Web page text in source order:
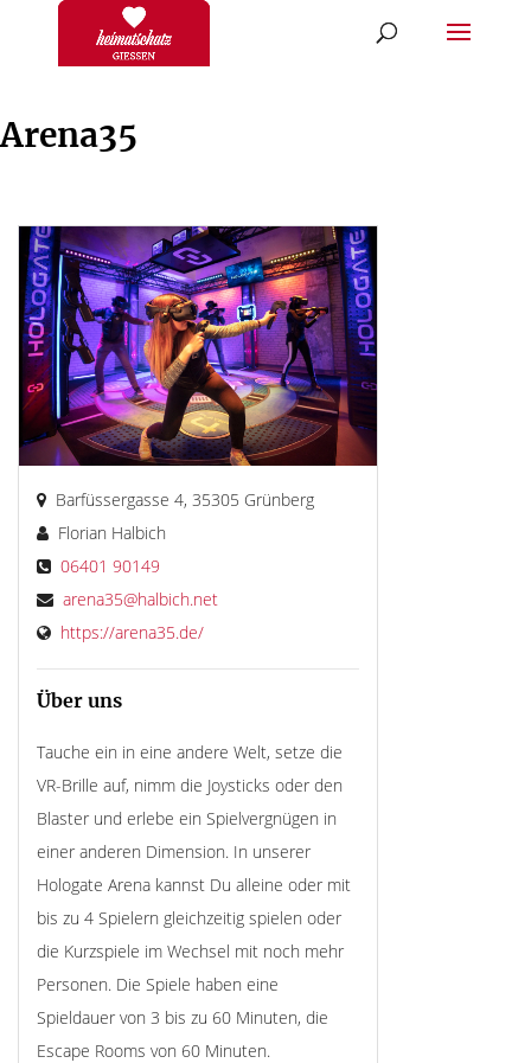
Arena35
Barfüssergasse 4, 35305 Grünberg
Florian Halbich
06401 90149
arena35@halbich.net
https://arena35.de/
Über uns
Tauche ein in eine andere Welt, setze die
VR-Brille auf, nimm die Joysticks oder den
Blaster und erlebe ein Spielvergnügen in
einer anderen Dimension. In unserer
Hologate Arena kannst Du alleine oder mit
bis zu 4 Spielern gleichzeitig spielen oder
die Kurzspiele im Wechsel mit noch mehr
Personen. Die Spiele haben eine
Spieldauer von 3 bis zu 60 Minuten, die
Escape Rooms von 60 Minuten.